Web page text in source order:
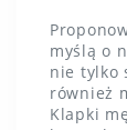
myślą o
nie tylko
również
Klapki